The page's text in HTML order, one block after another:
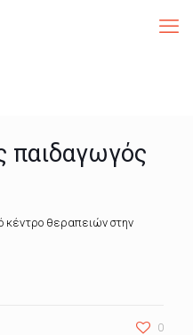
παιδαγωγός
κέντρο θεραπειών στην
0